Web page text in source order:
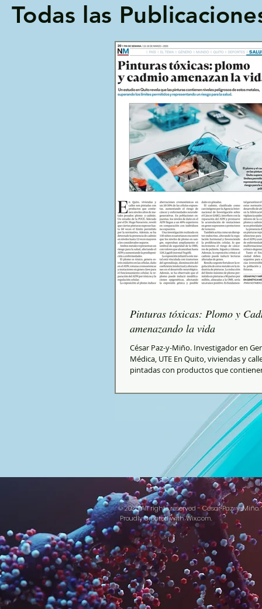
Todas las
Pinturas tóxicas: Plomo y
amenazando la vida
César Paz-y-Miño. Investigador en
Médica, UTE En Quito, viviendas y
pintadas con productos que
© 2025 All rights reserved - César Paz-y-Miño.
Proudly created withWix.com.